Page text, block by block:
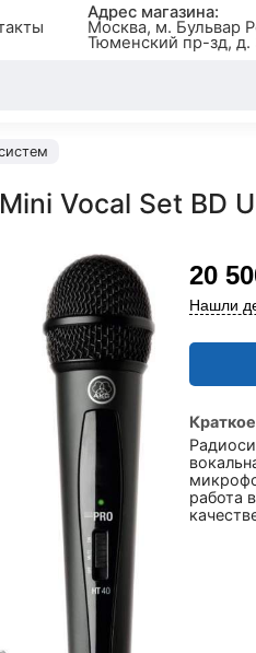
Адрес магазина:
Москва, м. Бульвар
Тюменский пр-зд, д.
Vocal Set BD
20
Нашли
работа